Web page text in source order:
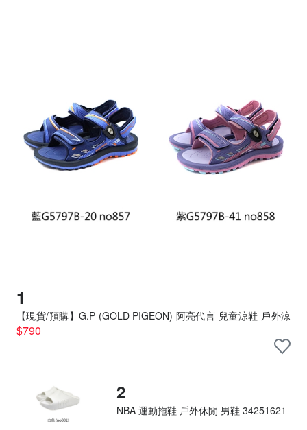
1
【現貨/預購】G.P (GOLD PIGEON) 阿亮代言 兒童涼鞋 戶外涼
鞋 大童 童鞋 G5797B
$790
2
NBA 運動拖鞋 戶外休閒 男鞋 34251621